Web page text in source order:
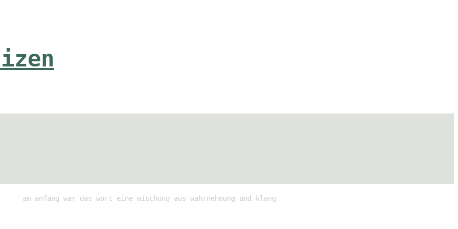
am anfang war das wort eine mischung aus wahrnehmung und klang